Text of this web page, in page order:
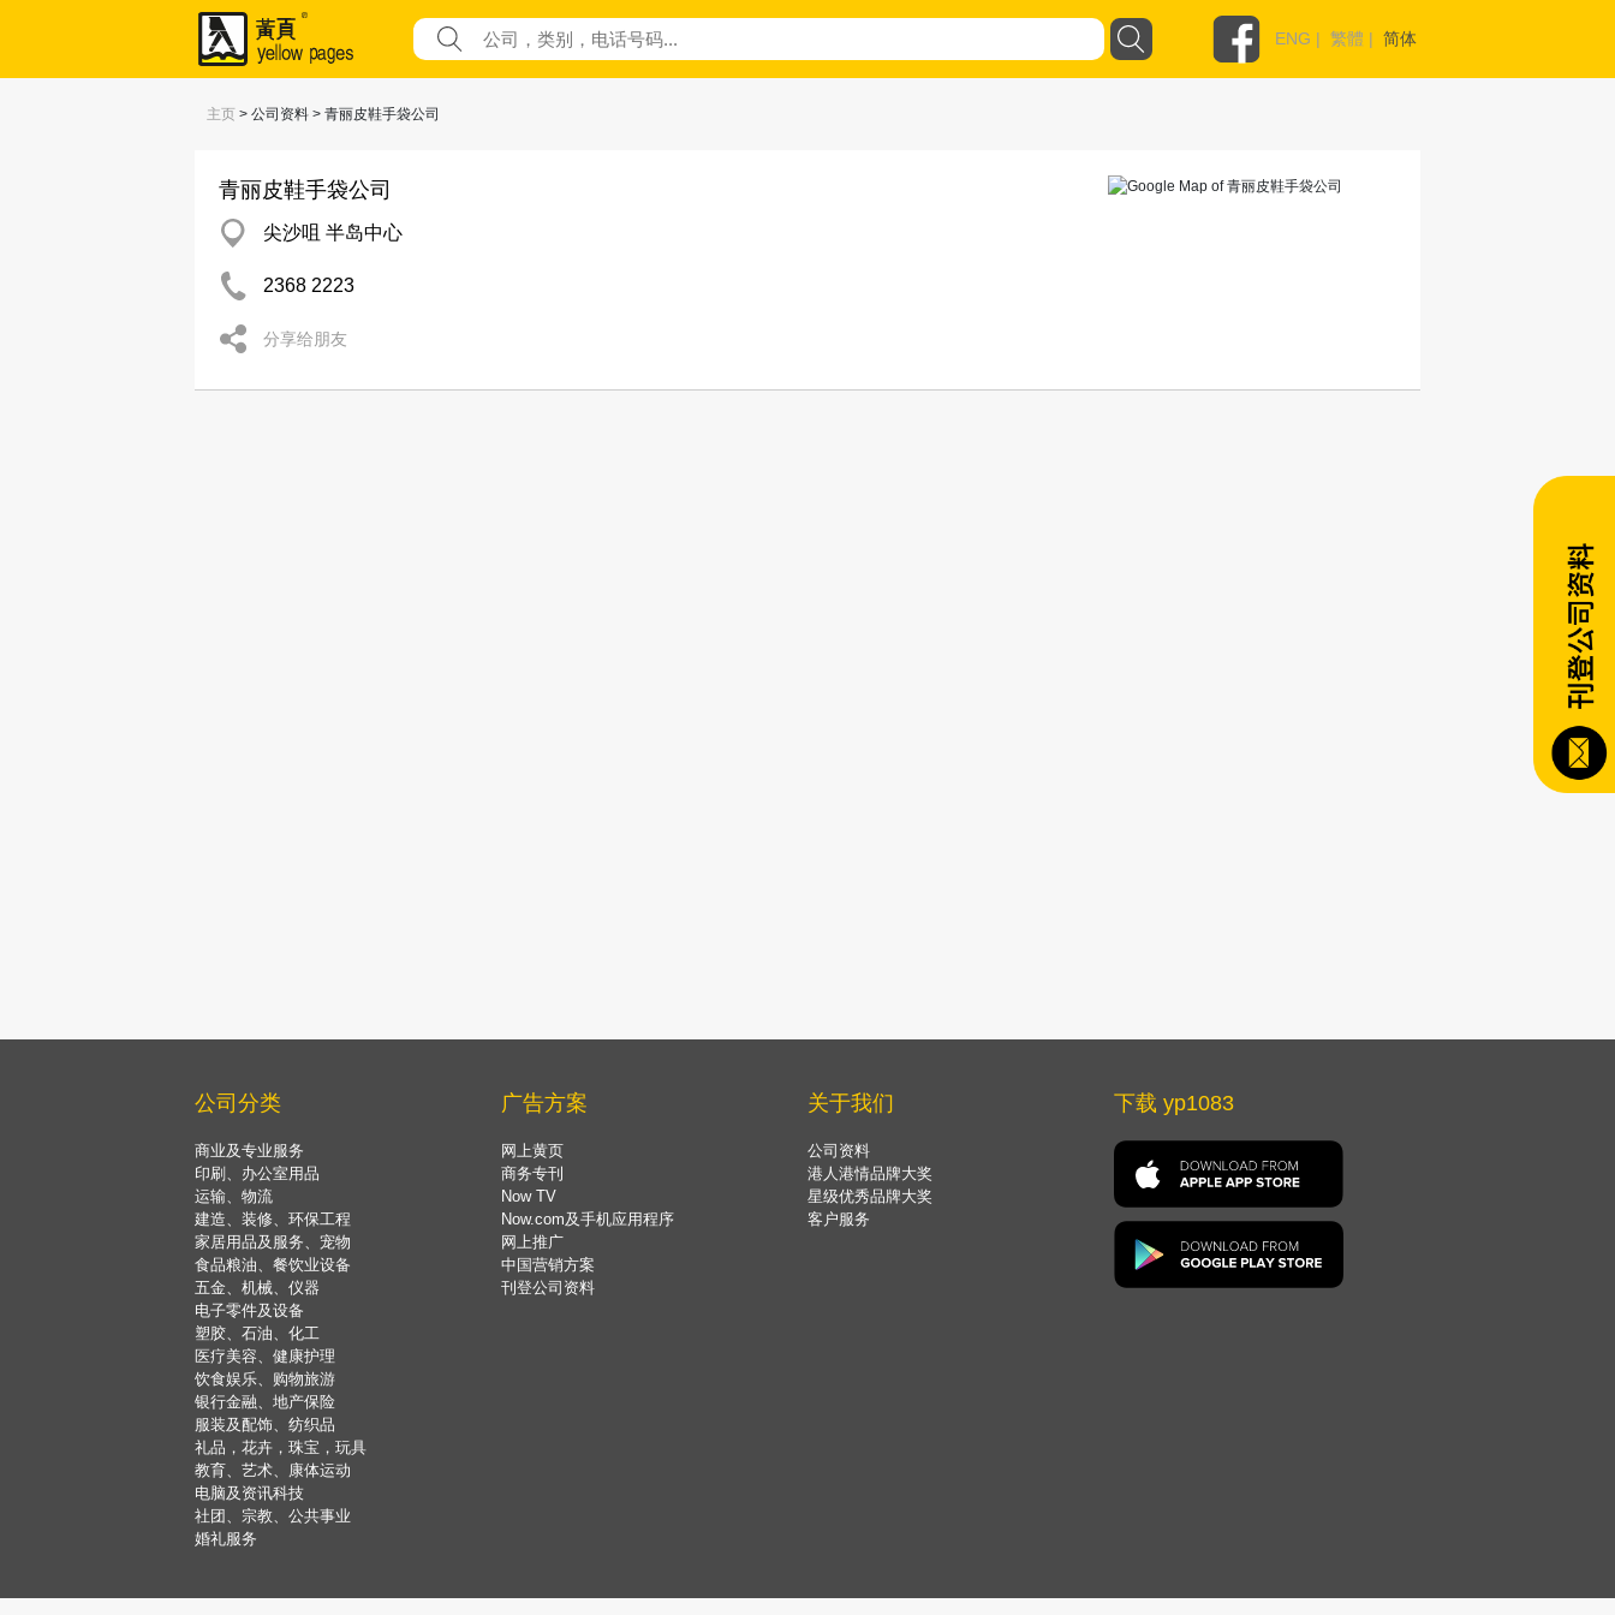
ENG | 繁體 | 简体
主页 > 公司资料 > 青丽皮鞋手袋公司
青丽皮鞋手袋公司
尖沙咀 半岛中心
2368 2223
分享给朋友
公司分类
商业及专业服务
印刷、办公室用品
运输、物流
建造、装修、环保工程
家居用品及服务、宠物
食品粮油、餐饮业设备
五金、机械、仪器
电子零件及设备
塑胶、石油、化工
医疗美容、健康护理
饮食娱乐、购物旅游
银行金融、地产保险
服装及配饰、纺织品
礼品，花卉，珠宝，玩具
教育、艺术、康体运动
电脑及资讯科技
社团、宗教、公共事业
婚礼服务
广告方案
网上黄页
商务专刊
Now TV
Now.com及手机应用程序
网上推广
中国营销方案
刊登公司资料
关于我们
公司资料
港人港情品牌大奖
星级优秀品牌大奖
客户服务
下载 yp1083